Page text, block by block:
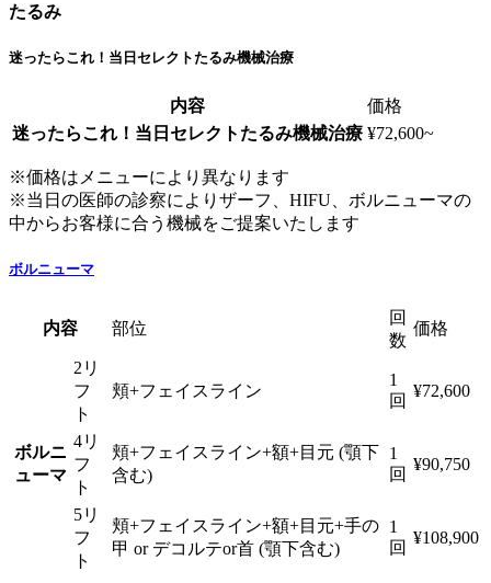
たるみ
迷ったらこれ！当日セレクトたるみ機械治療
内容
価格
迷ったらこれ！当日セレクトたるみ機械治療 ¥72,600~
※価格はメニューにより異なります
※当日の医師の診察によりザーフ、HIFU、ボルニューマの
中からお客様に合う機械をご提案いたします
ボルニューマ
内容 部位
回
数
価格
ボルニ
ューマ
2リ
フ
ト
頬+フェイスライン
1
回
¥72,600
4リ
フ
ト
頬+フェイスライン+額+目元 (顎下
含む)
1
回
¥90,750
5リ
フ
ト
頬+フェイスライン+額+目元+手の
甲 or デコルテor首 (顎下含む)
1
回
¥108,900